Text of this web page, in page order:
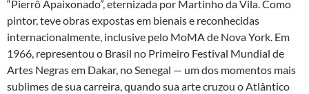
“Pierrô Apaixonado”, eternizada por Martinho da Vila. Como
pintor, teve obras expostas em bienais e reconhecidas
internacionalmente, inclusive pelo MoMA de Nova York. Em
1966, representou o Brasil no Primeiro Festival Mundial de
Artes Negras em Dakar, no Senegal — um dos momentos mais
sublimes de sua carreira, quando sua arte cruzou o Atlântico